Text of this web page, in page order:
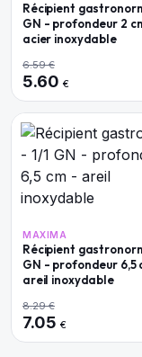
Récipient
GN - profondeur 2
acier inoxydable
6.59€
5.60 €
MAXIMA
Récipient
GN - profondeur 6,5
areil inoxydable
8.29€
7.05 €